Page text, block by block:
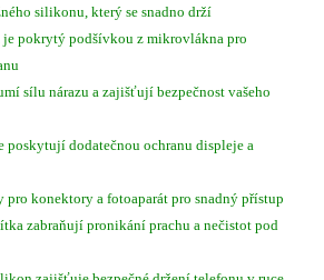
silikonu, který se snadno drží
pokrytý podšívkou z mikrovlákna pro
sílu nárazu a zajišťují bezpečnost vašeho
poskytují dodatečnou ochranu displeje a
pro konektory a fotoaparát pro snadný přístup
zabraňují pronikání prachu a nečistot pod